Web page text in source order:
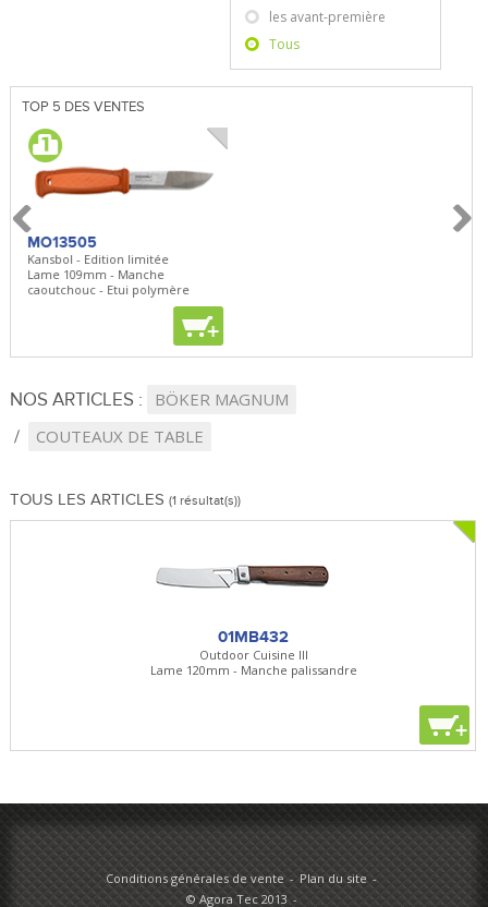
les avant-première
Tous
TOP 5 DES VENTES
MO13505
Kansbol - Edition limitée
Lame 109mm - Manche
caoutchouc - Etui polymère
+
NOS ARTICLES :
BÖKER MAGNUM
COUTEAUX DE TABLE
TOUS LES ARTICLES (1 résultat(s))
01MB432
Outdoor Cuisine III
Lame 120mm - Manche palissandre
+
Conditions générales de vente
Plan du site
© Agora Tec 2013